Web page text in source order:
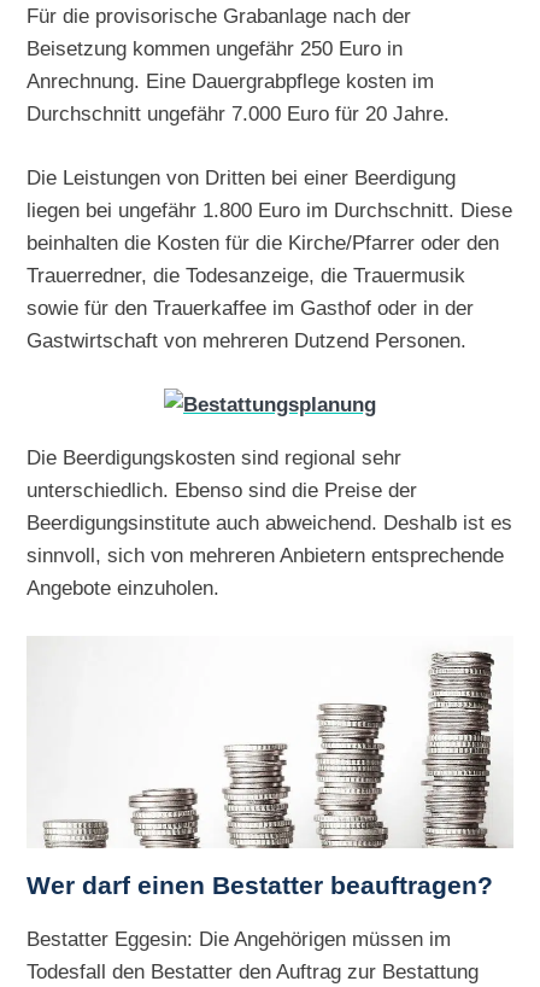
Für die provisorische Grabanlage nach der
Beisetzung kommen ungefähr 250 Euro in
Anrechnung. Eine Dauergrabpflege kosten im
Durchschnitt ungefähr 7.000 Euro für 20 Jahre.
Die Leistungen von Dritten bei einer Beerdigung
liegen bei ungefähr 1.800 Euro im Durchschnitt. Diese
beinhalten die Kosten für die Kirche/Pfarrer oder den
Trauerredner, die Todesanzeige, die Trauermusik
sowie für den Trauerkaffee im Gasthof oder in der
Gastwirtschaft von mehreren Dutzend Personen.
Die Beerdigungskosten sind regional sehr
unterschiedlich. Ebenso sind die Preise der
Beerdigungsinstitute auch abweichend. Deshalb ist es
sinnvoll, sich von mehreren Anbietern entsprechende
Angebote einzuholen.
Wer darf einen Bestatter beauftragen?
Bestatter Eggesin: Die Angehörigen müssen im
Todesfall den Bestatter den Auftrag zur Bestattung